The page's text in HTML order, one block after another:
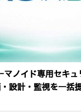
ノイド専用セキュ
設計・監視を一括